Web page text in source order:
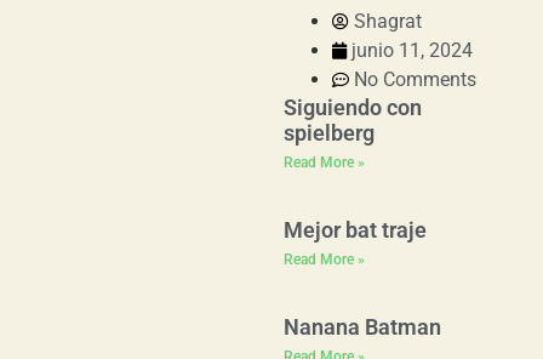
Shagrat
junio 11, 2024
No Comments
Siguiendo con
spielberg
Read More »
Mejor bat traje
Read More »
Nanana Batman